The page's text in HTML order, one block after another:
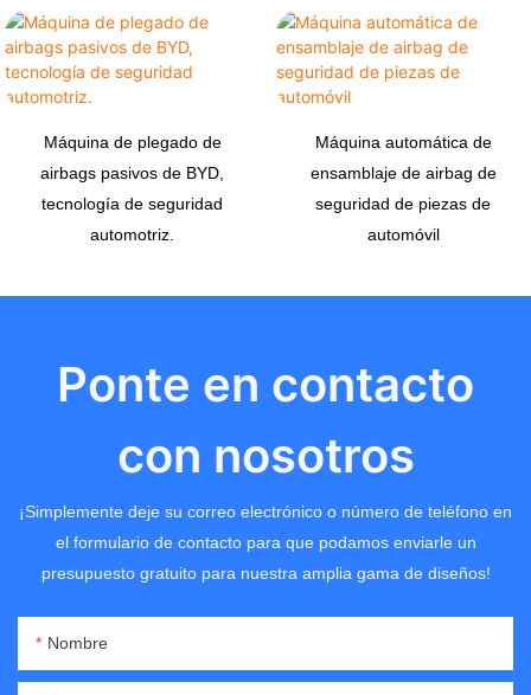
Máquina de plegado de
airbags pasivos de BYD,
tecnología de seguridad
automotriz.
Máquina automática de
ensamblaje de airbag de
seguridad de piezas de
automóvil
Ponte en contacto
con nosotros
¡Simplemente deje su correo electrónico o número de teléfono en
el formulario de contacto para que podamos enviarle un
presupuesto gratuito para nuestra amplia gama de diseños!
Nombre